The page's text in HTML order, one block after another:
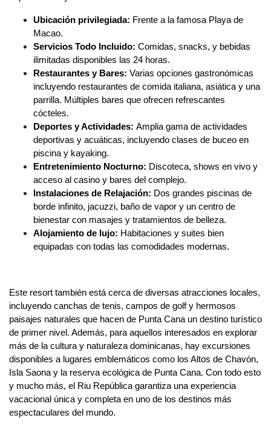
Ubicación privilegiada: Frente a la famosa Playa de
Macao.
Servicios Todo Incluido: Comidas, snacks, y bebidas
ilimitadas disponibles las 24 horas.
Restaurantes y Bares: Varias opciones gastronómicas
incluyendo restaurantes de comida italiana, asiática y una
parrilla. Múltiples bares que ofrecen refrescantes
cócteles.
Deportes y Actividades: Amplia gama de actividades
deportivas y acuáticas, incluyendo clases de buceo en
piscina y kayaking.
Entretenimiento Nocturno: Discoteca, shows en vivo y
acceso al casino y bares del complejo.
Instalaciones de Relajación: Dos grandes piscinas de
borde infinito, jacuzzi, baño de vapor y un centro de
bienestar con masajes y tratamientos de belleza.
Alojamiento de lujo: Habitaciones y suites bien
equipadas con todas las comodidades modernas.
Este resort también está cerca de diversas atracciones locales,
incluyendo canchas de tenis, campos de golf y hermosos
paisajes naturales que hacen de Punta Cana un destino turístico
de primer nivel. Además, para aquellos interesados en explorar
más de la cultura y naturaleza dominicanas, hay excursiones
disponibles a lugares emblemáticos como los Altos de Chavón,
Isla Saona y la reserva ecológica de Punta Cana. Con todo esto
y mucho más, el Riu República garantiza una experiencia
vacacional única y completa en uno de los destinos más
espectaculares del mundo.